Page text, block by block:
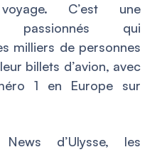
C’est une
passionnés qui
milliers de personnes
billets d’avion, avec
1 en Europe sur
d’Ulysse, les